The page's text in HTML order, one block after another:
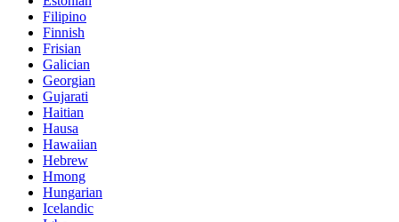
Filipino
Finnish
Frisian
Galician
Georgian
Gujarati
Haitian
Hausa
Hawaiian
Hebrew
Hmong
Hungarian
Icelandic